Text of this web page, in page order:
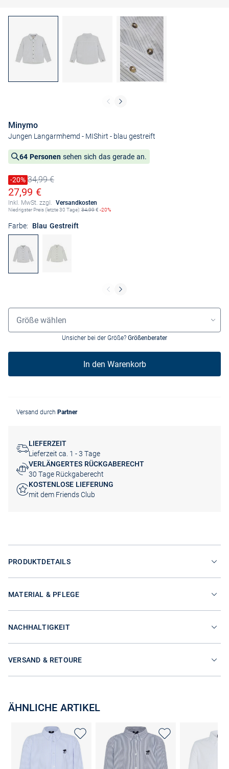
Minymo
Jungen Langarmhemd - MIShirt - blau gestreift
64 Personen sehen sich das gerade an.
Preis reduziert um
-20%
Alter Preis34,99 €
Ermäßigter Preis
27,99 €
Inkl. MwSt. zzgl. Versandkosten
Niedrigster Preis (letzte 30 Tage):34,99€ -20%
Farbe: Blau Gestreift
Größenauswahl
Größe wählen
Unsicher bei der Größe? Größenberater
In den Warenkorb
Versand durch Partner
LIEFERZEIT
Lieferzeit ca. 1 - 3 Tage
VERLÄNGERTES RÜCKGABERECHT
30 Tage Rückgaberecht
KOSTENLOSE LIEFERUNG
mit dem Friends Club
PRODUKTDETAILS
MATERIAL & PFLEGE
NACHHALTIGKEIT
VERSAND & RETOURE
ÄHNLICHE ARTIKEL